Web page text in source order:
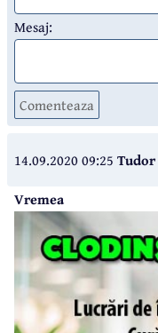
Mesaj:
Comenteaza
14.09.2020 09:25 Tudor
Vremea